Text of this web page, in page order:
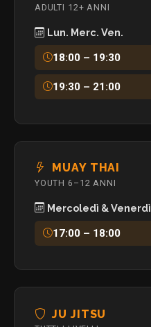
ADULTI 12+ ANNI
Lun. Merc. Ven.
18:00 – 19:30
19:30 – 21:00
MUAY THAI
YOUTH 6–12 ANNI
Mercoledì & Venerdì
17:00 – 18:00
JU JITSU